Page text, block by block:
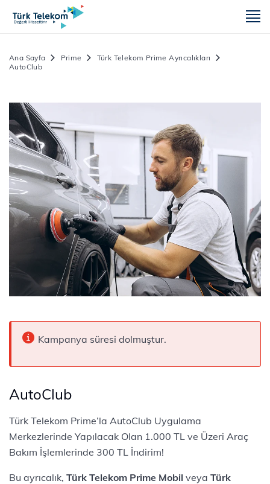
Ana Sayfa Prime
Türk Telekom Prime Ayrıcalıkları
AutoClub
Kampanya süresi dolmuştur.
AutoClub
Türk Telekom Prime’la AutoClub Uygulama
Merkezlerinde Yapılacak Olan 1.000 TL ve Üzeri Araç
Bakım İşlemlerinde 300 TL İndirim!
Bu ayrıcalık, Türk Telekom Prime Mobil veya Türk